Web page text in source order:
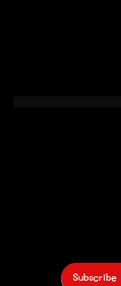
Subscribe